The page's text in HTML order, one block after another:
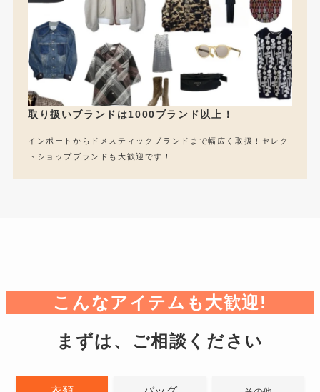
取り扱いブランドは1000ブランド以上！
インポートからドメスティックブランドまで幅広く取扱！セレク
トショップブランドも大歓迎です！
こんなアイテムも大歓迎!
まずは、ご相談ください